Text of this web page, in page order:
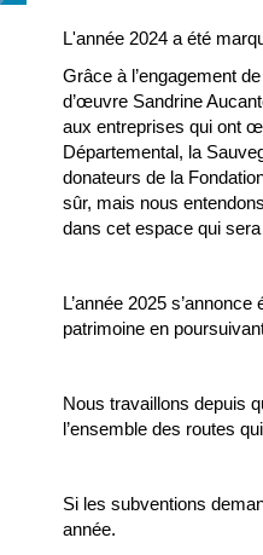
L'année 2024 a été
Grâce à l’engagement
d’œuvre Sandrine
aux entreprises qui ont
Départemental, la
donateurs de la
sûr, mais nous
dans cet espace qui
L’année 2025
patrimoine en
Nous travaillons depuis
l’ensemble des routes
Si les subventions
année.